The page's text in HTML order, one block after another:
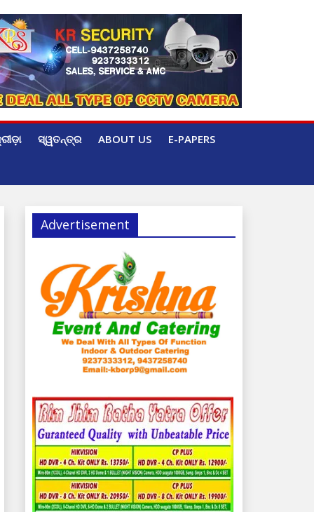
ସ୍ୱତନ୍ତ୍ର ABOUT US E-PAPERS
Advertisement